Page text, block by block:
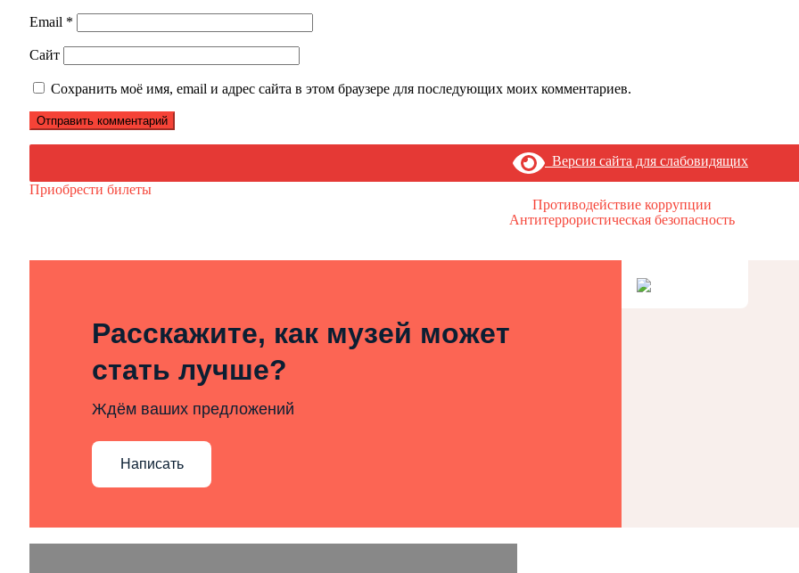
Email *
Сайт
Сохранить моё имя, email и адрес сайта в этом браузере для последующих моих комментариев.
Версия сайта для слабовидящих
Приобрести билеты
Противодействие коррупции
Антитеррористическая безопасность
Расскажите, как музей может
стать лучше?
Ждём ваших предложений
Написать